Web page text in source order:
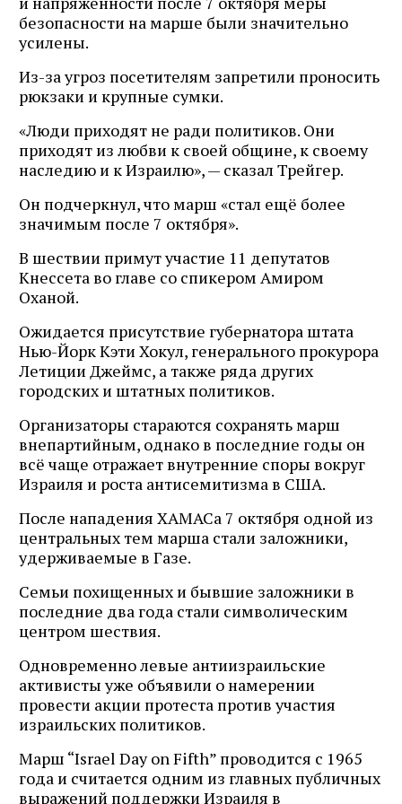
безопасности на марше были значительно
усилены.
Из-за угроз посетителям запретили проносить
рюкзаки и крупные сумки.
«Люди приходят не ради политиков. Они
приходят из любви к своей общине, к своему
наследию и к Израилю», — сказал Трейгер.
Он подчеркнул, что марш «стал ещё более
значимым после 7 октября».
В шествии примут участие 11 депутатов
Кнессета во главе со спикером Амиром
Оханой.
Ожидается присутствие губернатора штата
Нью-Йорк Кэти Хокул, генерального прокурора
Летиции Джеймс, а также ряда других
городских и штатных политиков.
Организаторы стараются сохранять марш
внепартийным, однако в последние годы он
всё чаще отражает внутренние споры вокруг
Израиля и роста антисемитизма в США.
После нападения ХАМАСа 7 октября одной из
центральных тем марша стали заложники,
удерживаемые в Газе.
Семьи похищенных и бывшие заложники в
последние два года стали символическим
центром шествия.
Одновременно левые антиизраильские
активисты уже объявили о намерении
провести акции протеста против участия
израильских политиков.
Марш “Israel Day on Fifth” проводится с 1965
года и считается одним из главных публичных
выражений поддержки Израиля в